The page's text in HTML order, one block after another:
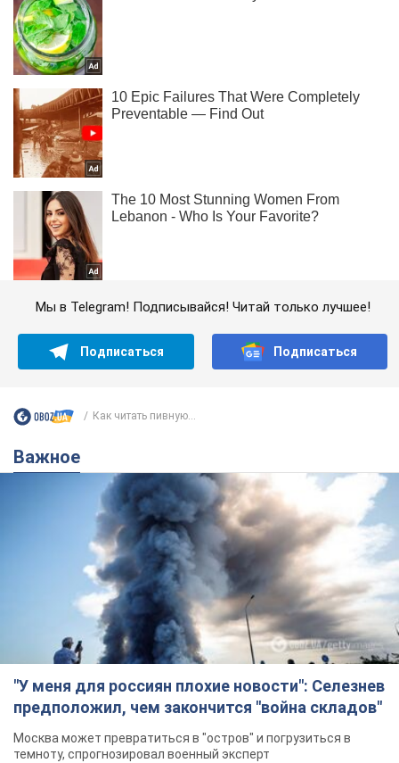
Мы в Telegram! Подписывайся! Читай только лучшее!
Подписаться Подписаться
Как читать пивную...
Важное
"У меня для россиян плохие новости": Селезнев
предположил, чем закончится "война складов"
Москва может превратиться в "остров" и погрузиться в
темноту, спрогнозировал военный эксперт